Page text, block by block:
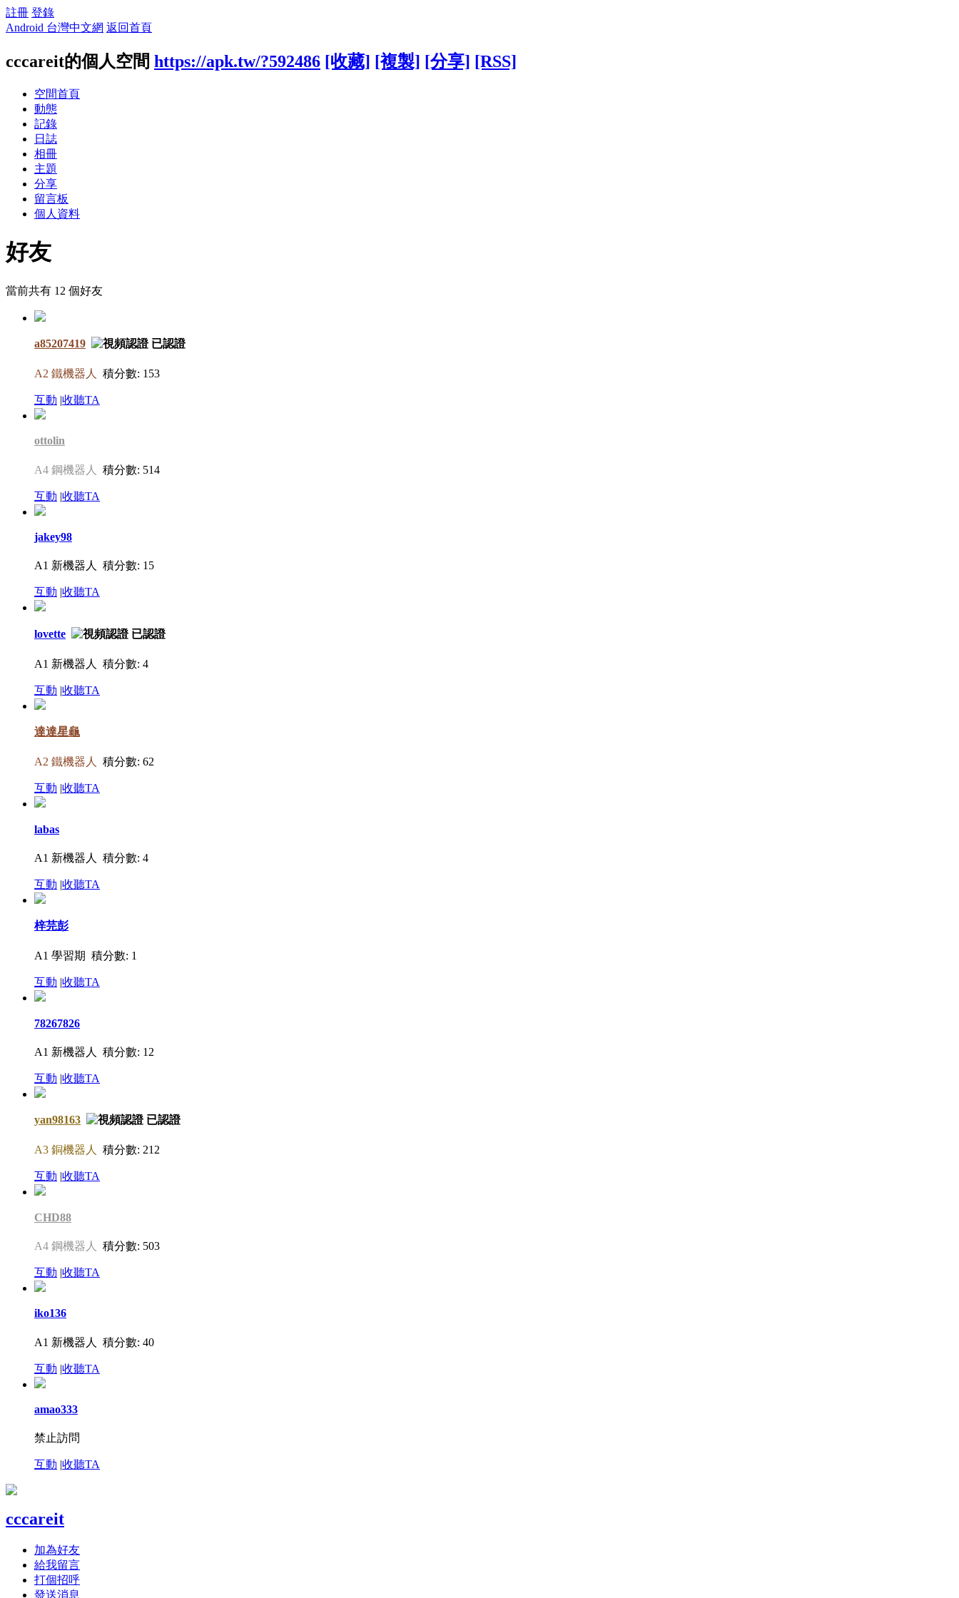
註冊 登錄
Android 台灣中文網 返回首頁
cccareit的個人空間 https://apk.tw/?592486 [收藏] [複製] [分享] [RSS]
空間首頁
動態
記錄
日誌
相冊
主題
分享
留言板
個人資料
好友
當前共有 12 個好友
a85207419
A2 鐵機器人 積分數: 153
互動 |收聽TA
ottolin
A4 鋼機器人 積分數: 514
互動 |收聽TA
jakey98
A1 新機器人 積分數: 15
互動 |收聽TA
lovette
A1 新機器人 積分數: 4
互動 |收聽TA
達達星龜
A2 鐵機器人 積分數: 62
互動 |收聽TA
labas
A1 新機器人 積分數: 4
互動 |收聽TA
梓芫彭
A1 學習期 積分數: 1
互動 |收聽TA
78267826
A1 新機器人 積分數: 12
互動 |收聽TA
yan98163
A3 銅機器人 積分數: 212
互動 收聽TA
CHD88
A4 鋼機器人 積分數: 503
互動 |收聽TA
iko136
A1 新機器人 積分數: 40
互動 |收聽TA
amao333
禁止訪問
互動 |收聽TA
cccareit
加為好友
給我留言
打個招呼
發送消息